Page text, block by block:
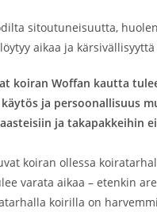
sitoutuneisuutta,
aikaa ja
koiran Woffan kautta
ja persoonallisuus
ja takapakkeihin
koiran ollessa
varata aikaa – etenkin
koirilla on